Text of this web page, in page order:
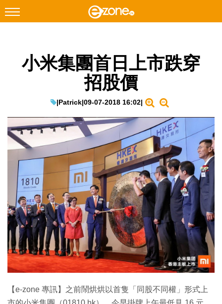
Facebook Instagram
遊戲動漫
教學評測
EduTech
IT Times
生成式AI與雲端應用
Enterprise Digital Transformation
特集
小米集團首日上市跌穿
招股價
|Patrick|09-07-2018 16:02|
【e-zone 專訊】之前鬧烘烘以首隻「同股不同權」形式上